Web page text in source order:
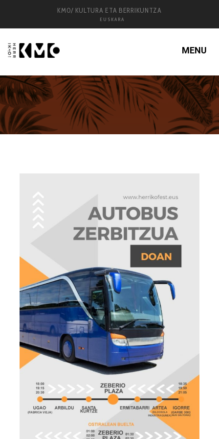
KM0/ KULTURA ETA BERRIKUNTZA
EUSKARA
MENU